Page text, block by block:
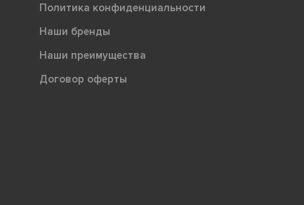
Политика конфиденциальности
Наши бренды
Наши преимущества
Договор оферты